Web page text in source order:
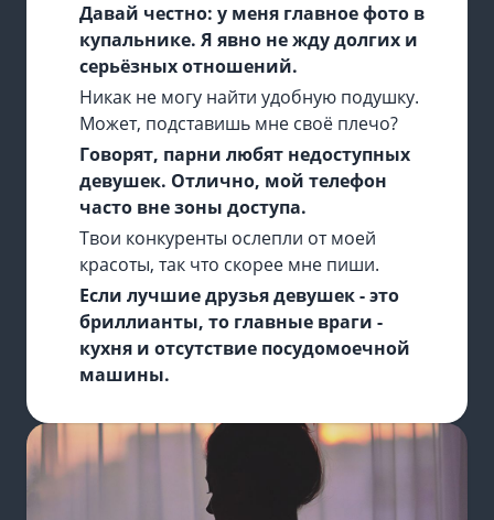
Давай честно: у меня главное фото в
купальнике. Я явно не жду долгих и
серьёзных отношений.
Никак не могу найти удобную подушку.
Может, подставишь мне своё плечо?
Говорят, парни любят недоступных
девушек. Отлично, мой телефон
часто вне зоны доступа.
Твои конкуренты ослепли от моей
красоты, так что скорее мне пиши.
Если лучшие друзья девушек - это
бриллианты, то главные враги -
кухня и отсутствие посудомоечной
машины.